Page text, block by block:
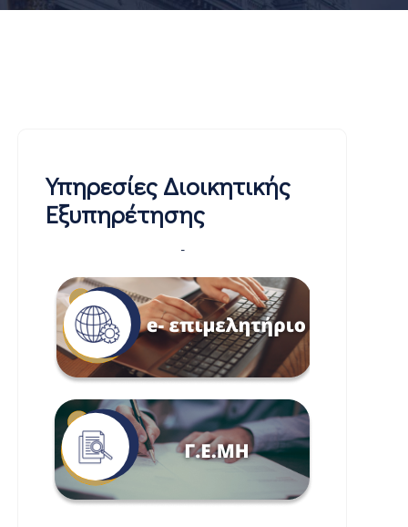
Υπηρεσίες Διοικητικής
Εξυπηρέτησης
-